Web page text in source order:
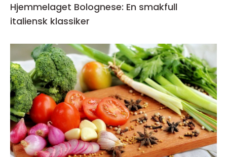
Hjemmelaget Bolognese: En smakfull
italiensk klassiker